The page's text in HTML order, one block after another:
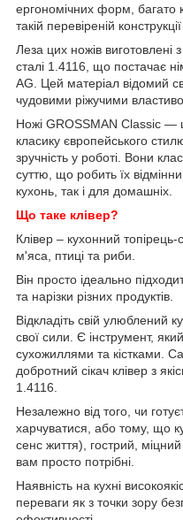
ергономічних форм, багато
такій перевіреній конструкції
Леза цих ножів виготовлені
сталі 1.4116, що постачає
AG. Цей матеріал відомий
чудовими ріжучими
Ножі GROSSMAN Classic —
класику європейського
зручність у роботі. Вони
суттю, що робить їх
кухонь, так і для домашніх.
Що таке клівер?
Клівер – кухонний
м'яса, птиці та риби.
Він просто ідеально
та нарізки різних продуктів.
Відкладіть свій улюблений
свої сили. Є інструмент,
сухожиллями та кістками.
добротний сікач клівер з
1.4116.
Незалежно від того, чи
харчуватися, або тому, що
сенс життя), гострий,
вам просто потрібні.
Наявність на кухні
переваги як з точки зору